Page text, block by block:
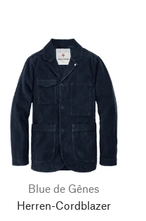
Blue de Gênes
Herren-Cordblazer